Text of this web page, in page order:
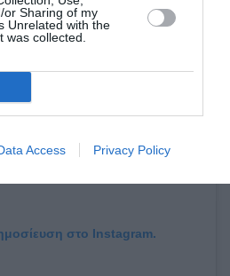
or Sharing of my
Unrelated with the
was collected.
Access Privacy Policy
στο Instagram.